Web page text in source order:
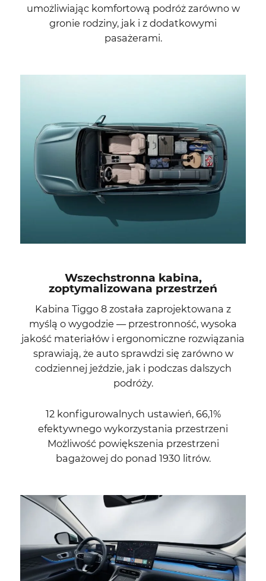
umożliwiając komfortową podróż zarówno w
gronie rodziny, jak i z dodatkowymi
pasażerami.
Wszechstronna kabina,
zoptymalizowana przestrzeń
Kabina Tiggo 8 została zaprojektowana z
myślą o wygodzie — przestronność, wysoka
jakość materiałów i ergonomiczne rozwiązania
sprawiają, że auto sprawdzi się zarówno w
codziennej jeździe, jak i podczas dalszych
podróży.
12 konfigurowalnych ustawień, 66,1%
efektywnego wykorzystania przestrzeni
Możliwość powiększenia przestrzeni
bagażowej do ponad 1930 litrów.